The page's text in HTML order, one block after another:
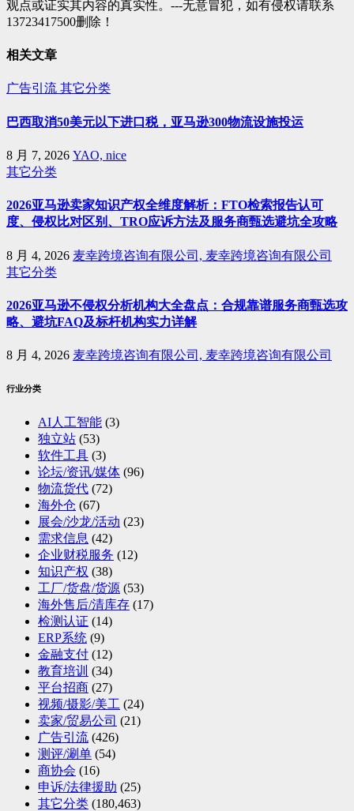
观点或证实其内容的真实性。---无意冒犯，如有侵权请联系
13723417500删除！
相关文章
广告引流 其它分类
巴西取消50美元以下进口税，亚马逊300物流设施投运
8 月 7, 2026 YAO, nice
其它分类
2026亚马逊卖家知识产权全维度解析：FTO检索报告认可
度、侵权比对区别、TRO应诉方法及服务商甄选避坑全攻略
8 月 4, 2026 麦幸跨境咨询有限公司, 麦幸跨境咨询有限公司
其它分类
2026亚马逊不侵权分析机构大全盘点：合规靠谱服务商甄选攻
略、避坑FAQ及标杆机构实力详解
8 月 4, 2026 麦幸跨境咨询有限公司, 麦幸跨境咨询有限公司
行业分类
AI人工智能 (3)
独立站 (53)
软件工具 (3)
论坛/资讯/媒体 (96)
物流货代 (72)
海外仓 (67)
展会/沙龙/活动 (23)
需求信息 (42)
企业财税服务 (12)
知识产权 (38)
工厂/货盘/货源 (53)
海外售后/清库存 (17)
检测认证 (14)
ERP系统 (9)
金融支付 (12)
教育培训 (34)
平台招商 (27)
视频/摄影/美工 (24)
卖家/贸易公司 (21)
广告引流 (426)
测评/涮单 (54)
商协会 (16)
申诉/法律援助 (25)
其它分类 (180,463)